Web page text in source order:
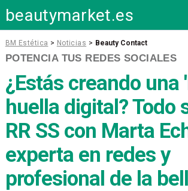
beautymarket.es
BM Estética > Noticias > Beauty Contact
POTENCIA TUS REDES SOCIALES
¿Estás creando una
huella digital? Todo
RR SS con Marta
experta en redes y
profesional de la